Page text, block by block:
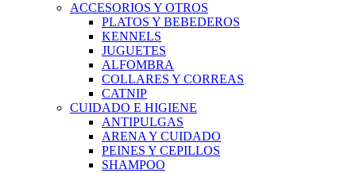
ACCESORIOS Y OTROS
PLATOS Y BEBEDEROS
KENNELS
JUGUETES
ALFOMBRA
COLLARES Y CORREAS
CATNIP
CUIDADO E HIGIENE
ANTIPULGAS
ARENA Y CUIDADO
PEINES Y CEPILLOS
SHAMPOO